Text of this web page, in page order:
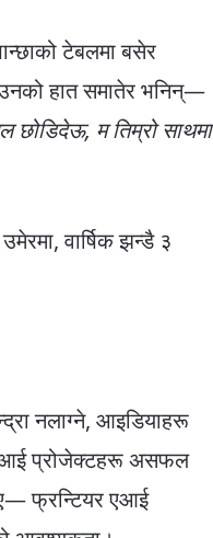
टेबलमा बसेर
हात समातेर भनिन्—
छोडिदेऊ, म तिम्रो साथमा
वार्षिक झन्डै ३
नलाग्ने, आइडियाहरू
प्रोजेक्टहरू असफल
फ्रन्टियर एआई